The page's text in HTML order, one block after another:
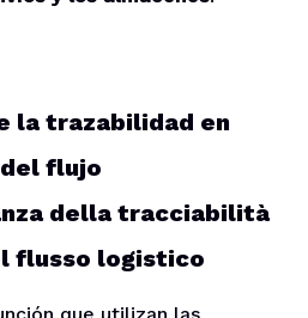
la trazabilidad en
flujo
della tracciabilità
flusso logistico